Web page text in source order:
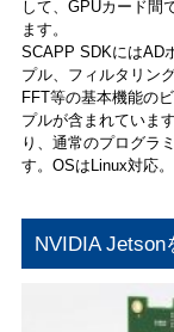
して、GPUカード間
ます。
SCAPP SDKにはAD
プル、フィルタリン
FFT等の基本機能の
プルが含まれていま
り、通常のプログラ
す。OSはLinux対応。
NVIDIA Jetson